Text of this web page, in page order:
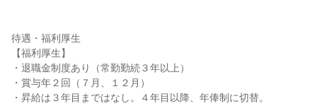
待遇・福利厚生
【福利厚生】
・退職金制度あり（常勤勤続３年以上）
・賞与年２回（７月、１２月）
・昇給は３年目まではなし。４年目以降、年俸制に切替。